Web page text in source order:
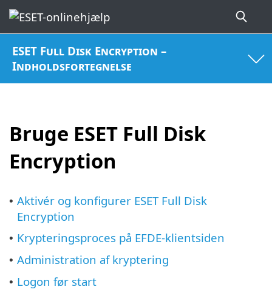
ESET Full Disk Encryption –
Indholdsfortegnelse
Bruge ESET Full Disk
Encryption
• Aktivér og konfigurer ESET Full Disk
Encryption
• Krypteringsproces på EFDE-klientsiden
• Administration af kryptering
• Logon før start